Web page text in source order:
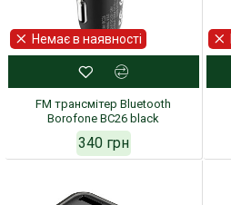
Немає в наявності
FM трансмітер Bluetooth
Borofone BC26 black
340 грн